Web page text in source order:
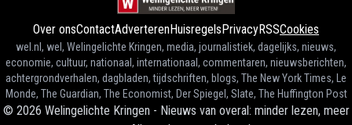
Over onsContactAdverterenHuisregelsPrivacyRSSCookies
wel.nl, wel, Welingelichte Kringen, media, journalistiek, dagelijks, nieuws,
economie, cultuur, nationaal, internationaal, commentaren, nieuwsberichten,
achtergrondverhalen, dagbladen, tijdschriften, blogs, The New York Times, Le
Monde, The Guardian, The Economist, Der Spiegel, Slate, The Huffington Post
© 2026 Welingelichte Kringen - Nieuws van overal: minder lezen, meer